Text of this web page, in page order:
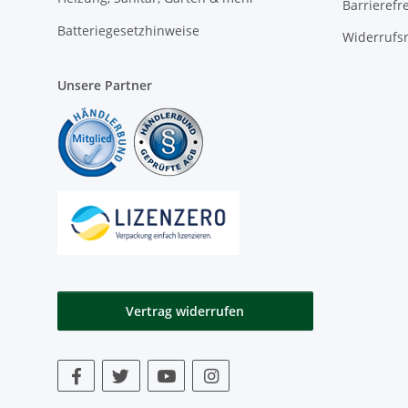
Batteriegesetzhinweise
Unsere Partner
Vertrag widerrufen